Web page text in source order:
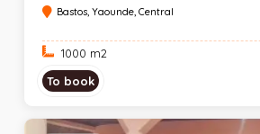
Bastos, Yaounde, Central
1000 m2
To book